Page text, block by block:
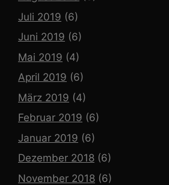
Juli 2019 (6)
Juni 2019 (6)
Mai 2019 (4)
April 2019 (6)
März 2019 (4)
Februar 2019 (6)
Januar 2019 (6)
Dezember 2018 (6)
November 2018 (6)